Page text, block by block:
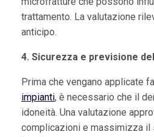
trattamento. La valutazione
anticipo.
4. Sicurezza e previsione
Prima che vengano applicate
impianti, è necessario che il
idoneità. Una valutazione
complicazioni e massimizza il